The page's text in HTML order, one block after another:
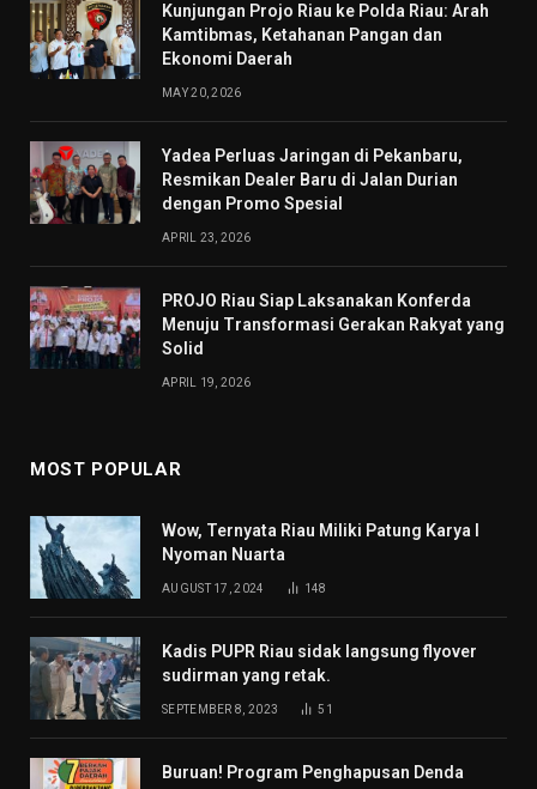
Kunjungan Projo Riau ke Polda Riau: Arah
Kamtibmas, Ketahanan Pangan dan
Ekonomi Daerah
MAY 20, 2026
Yadea Perluas Jaringan di Pekanbaru,
Resmikan Dealer Baru di Jalan Durian
dengan Promo Spesial
APRIL 23, 2026
PROJO Riau Siap Laksanakan Konferda
Menuju Transformasi Gerakan Rakyat yang
Solid
APRIL 19, 2026
MOST POPULAR
Wow, Ternyata Riau Miliki Patung Karya I
Nyoman Nuarta
AUGUST 17, 2024 148
Kadis PUPR Riau sidak langsung flyover
sudirman yang retak.
SEPTEMBER 8, 2023 51
Buruan! Program Penghapusan Denda